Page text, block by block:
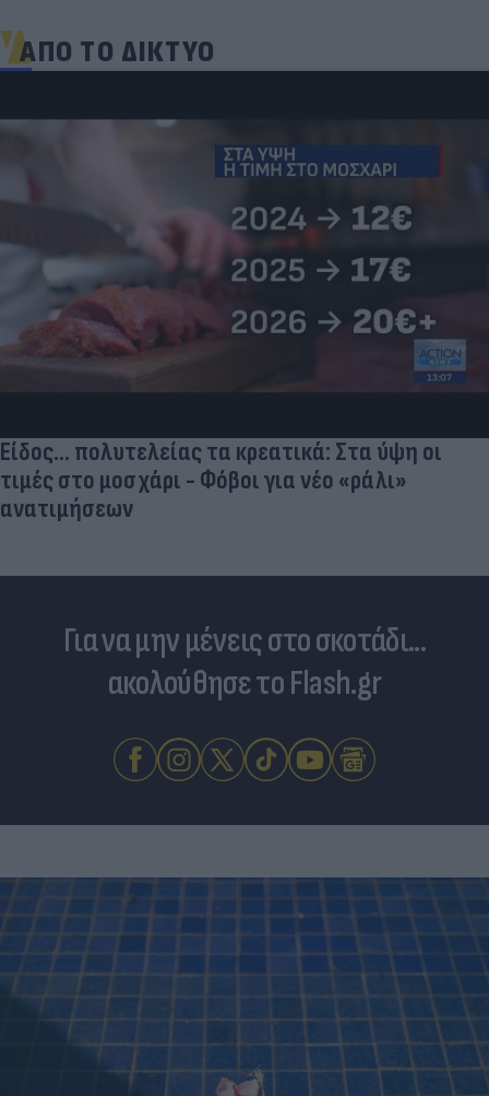
ΑΠΟ ΤΟ ΔΙΚΤΥΟ
Είδος... πολυτελείας τα κρεατικά: Στα ύψη οι
τιμές στο μοσχάρι - Φόβοι για νέο «ράλι»
ανατιμήσεων
Για να μην μένεις στο σκοτάδι...
ακολούθησε το Flash.gr